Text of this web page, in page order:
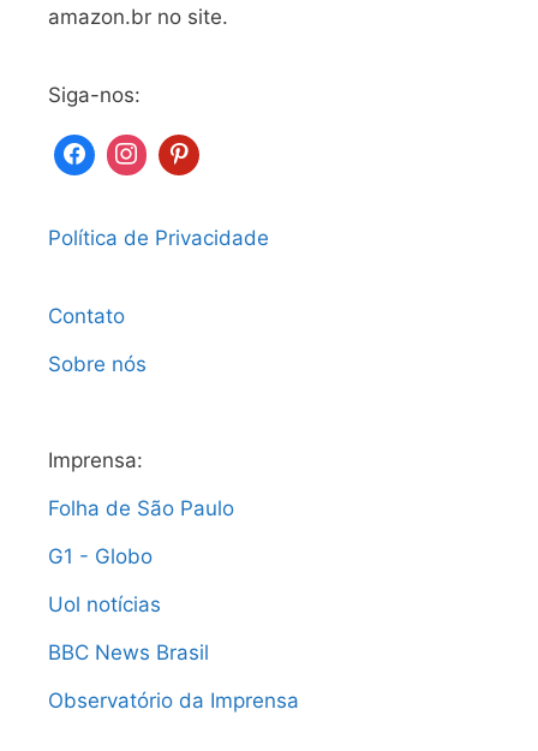
amazon.br no site.
Siga-nos:
Política de Privacidade
Contato
Sobre nós
Imprensa:
Folha de São Paulo
G1 - Globo
Uol notícias
BBC News Brasil
Observatório da Imprensa